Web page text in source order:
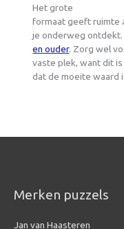
Het grote
formaat geeft ruimte
je onderweg
en ouder. Zorg wel
vaste plek, want dit
dat de moeite waard
Merken puzzels
Jan van Haasteren